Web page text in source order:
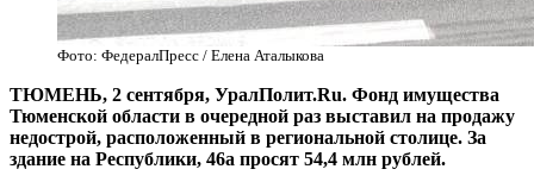
Фото: ФедералПресс / Елена Аталыкова
ТЮМЕНЬ, 2 сентября, УралПолит.Ru. Фонд имущества
Тюменской области в очередной раз выставил на продажу
недострой, расположенный в региональной столице. За
здание на Республики, 46а просят 54,4 млн рублей.